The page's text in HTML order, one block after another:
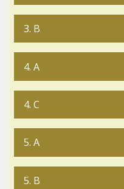
3. B
4. A
4. C
5. A
5. B